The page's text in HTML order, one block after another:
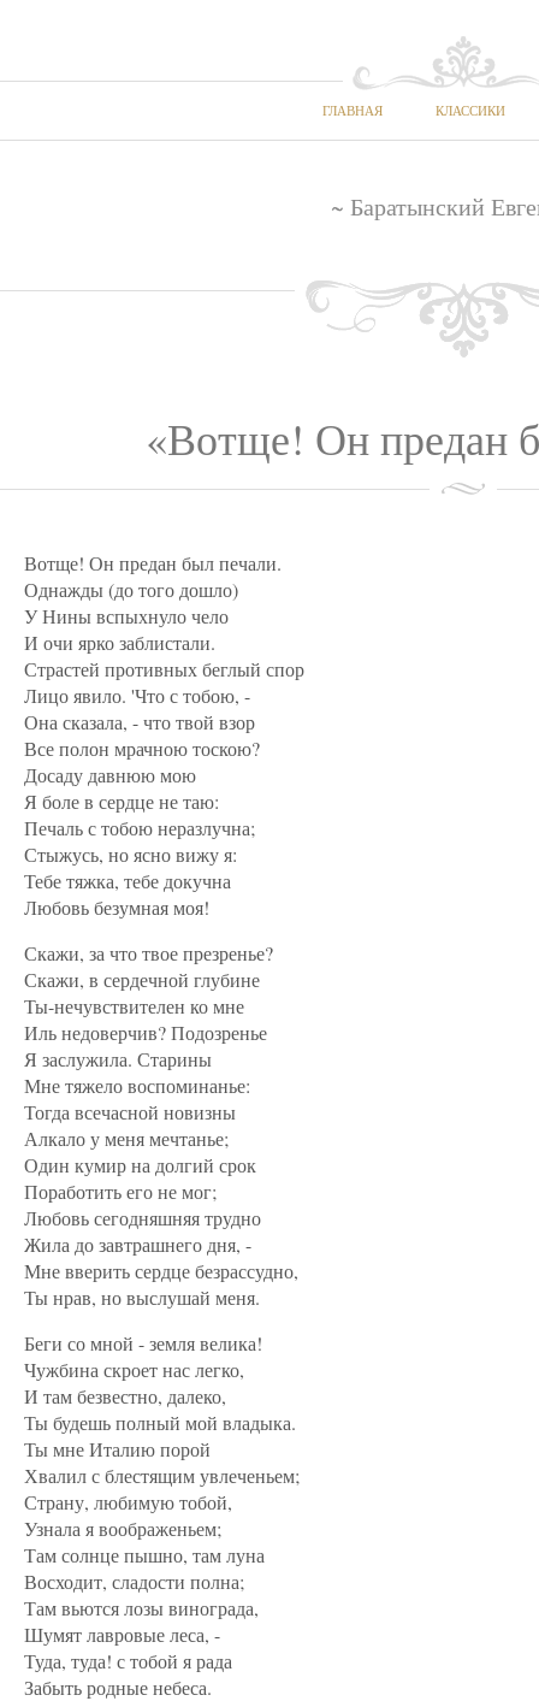
ГЛАВНАЯ КЛАССИКИ
~ Баратынский
«Вотще! Он предан
Вотще! Он предан был печали.
Однажды (до того дошло)
У Нины вспыхнуло чело
И очи ярко заблистали.
Страстей противных беглый спор
Лицо явило. 'Что с тобою, -
Она сказала, - что твой взор
Все полон мрачною тоскою?
Досаду давнюю мою
Я боле в сердце не таю:
Печаль с тобою неразлучна;
Стыжусь, но ясно вижу я:
Тебе тяжка, тебе докучна
Любовь безумная моя!
Скажи, за что твое презренье?
Скажи, в сердечной глубине
Ты-нечувствителен ко мне
Иль недоверчив? Подозренье
Я заслужила. Старины
Мне тяжело воспоминанье:
Тогда всечасной новизны
Алкало у меня мечтанье;
Один кумир на долгий срок
Поработить его не мог;
Любовь сегодняшняя трудно
Жила до завтрашнего дня, -
Мне вверить сердце безрассудно,
Ты нрав, но выслушай меня.
Беги со мной - земля велика!
Чужбина скроет нас легко,
И там безвестно, далеко,
Ты будешь полный мой владыка.
Ты мне Италию порой
Хвалил с блестящим увлеченьем;
Страну, любимую тобой,
Узнала я воображеньем;
Там солнце пышно, там луна
Восходит, сладости полна;
Там вьются лозы винограда,
Шумят лавровые леса, -
Туда, туда! с тобой я рада
Забыть родные небеса.